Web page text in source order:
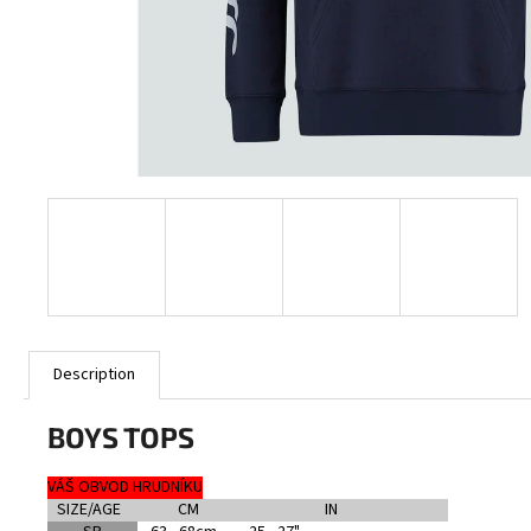
Description
BOYS TOPS
VÁŠ OBVOD HRUDNÍKU
SIZE/AGE
CM
IN